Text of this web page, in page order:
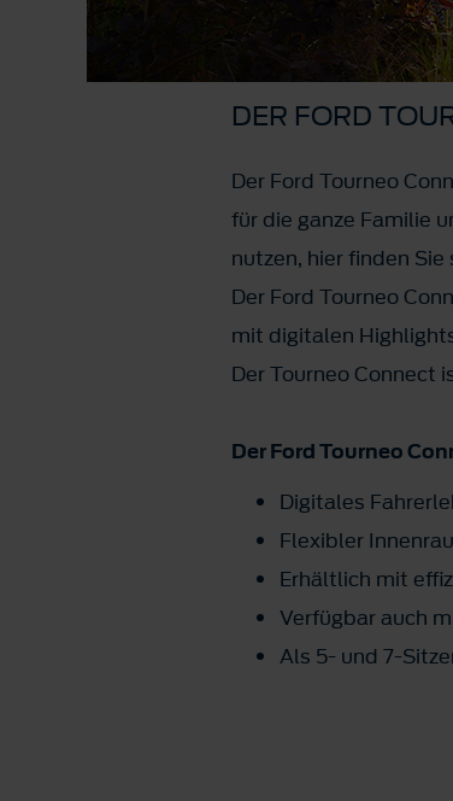
DER FORD
Der Ford Tourneo
für die ganze Familie
nutzen, hier finden
Der Ford Tourneo
mit digitalen
Der Tourneo Connect
Der Ford Tourneo
Digitales
Flexibler
Erhältlich mit
Verfügbar auch
Als 5- und 7-